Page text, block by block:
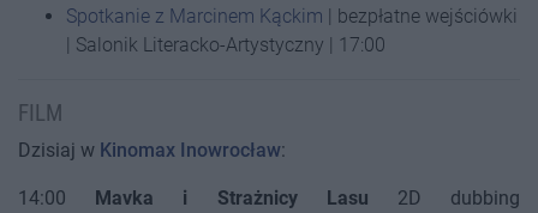
Spotkanie z Marcinem Kąckim | bezpłatne wejściówki
| Salonik Literacko-Artystyczny | 17:00
FILM
Dzisiaj w Kinomax Inowrocław:
14:00 Mavka i Strażnicy Lasu 2D dubbing